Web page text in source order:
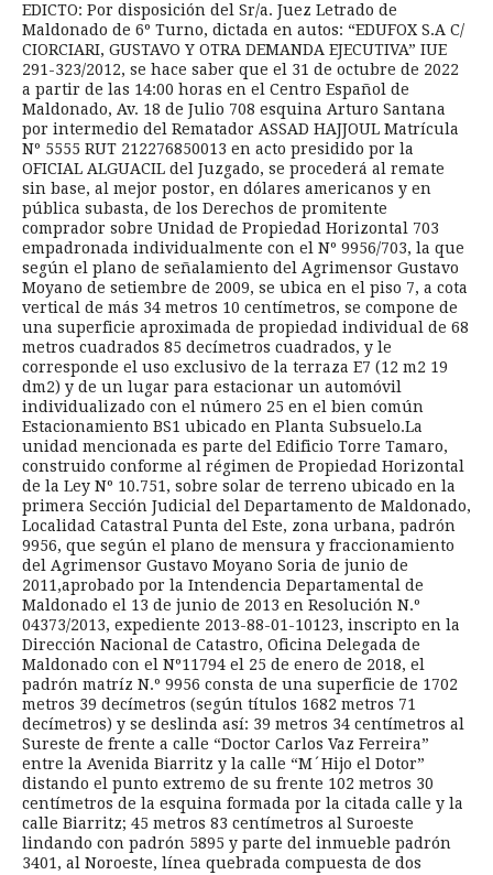
EDICTO: Por disposición del Sr/a. Juez Letrado de
Maldonado de 6º Turno, dictada en autos: “EDUFOX S.A C/
CIORCIARI, GUSTAVO Y OTRA DEMANDA EJECUTIVA” IUE
291-323/2012, se hace saber que el 31 de octubre de 2022
a partir de las 14:00 horas en el Centro Español de
Maldonado, Av. 18 de Julio 708 esquina Arturo Santana
por intermedio del Rematador ASSAD HAJJOUL Matrícula
Nº 5555 RUT 212276850013 en acto presidido por la
OFICIAL ALGUACIL del Juzgado, se procederá al remate
sin base, al mejor postor, en dólares americanos y en
pública subasta, de los Derechos de promitente
comprador sobre Unidad de Propiedad Horizontal 703
empadronada individualmente con el Nº 9956/703, la que
según el plano de señalamiento del Agrimensor Gustavo
Moyano de setiembre de 2009, se ubica en el piso 7, a cota
vertical de más 34 metros 10 centímetros, se compone de
una superficie aproximada de propiedad individual de 68
metros cuadrados 85 decímetros cuadrados, y le
corresponde el uso exclusivo de la terraza E7 (12 m2 19
dm2) y de un lugar para estacionar un automóvil
individualizado con el número 25 en el bien común
Estacionamiento BS1 ubicado en Planta Subsuelo.La
unidad mencionada es parte del Edificio Torre Tamaro,
construido conforme al régimen de Propiedad Horizontal
de la Ley Nº 10.751, sobre solar de terreno ubicado en la
primera Sección Judicial del Departamento de Maldonado,
Localidad Catastral Punta del Este, zona urbana, padrón
9956, que según el plano de mensura y fraccionamiento
del Agrimensor Gustavo Moyano Soria de junio de
2011,aprobado por la Intendencia Departamental de
Maldonado el 13 de junio de 2013 en Resolución N.º
04373/2013, expediente 2013-88-01-10123, inscripto en la
Dirección Nacional de Catastro, Oficina Delegada de
Maldonado con el Nº11794 el 25 de enero de 2018, el
padrón matríz N.º 9956 consta de una superficie de 1702
metros 39 decímetros (según títulos 1682 metros 71
decímetros) y se deslinda así: 39 metros 34 centímetros al
Sureste de frente a calle “Doctor Carlos Vaz Ferreira”
entre la Avenida Biarritz y la calle “M´Hijo el Dotor”
distando el punto extremo de su frente 102 metros 30
centímetros de la esquina formada por la citada calle y la
calle Biarritz; 45 metros 83 centímetros al Suroeste
lindando con padrón 5895 y parte del inmueble padrón
3401, al Noroeste, línea quebrada compuesta de dos